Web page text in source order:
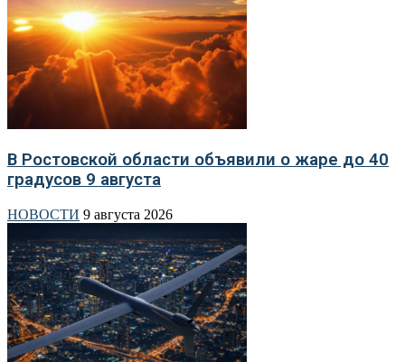
В Ростовской области объявили о жаре до 40
градусов 9 августа
НОВОСТИ 9 августа 2026